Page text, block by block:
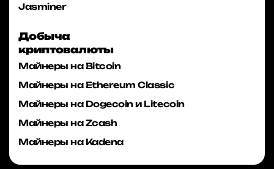
Jasminer
Добыча
криптовалюты
Майнеры на Bitcoin
Майнеры на Ethereum Classic
Майнеры на Dogecoin и Litecoin
Майнеры на Zcash
Майнеры на Kadena